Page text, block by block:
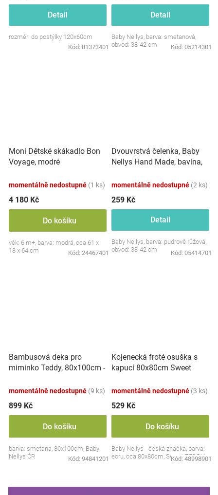
Detail
rozměr: do postýlky 120x60cm
Kód: 81373401
Detail
Baby Nellys, barva: smetanová,
obvod: 38-42 cm
Kód: 05214301
Moni Dětské skákadlo Bon
Voyage, modré
momentálně nedostupné (1 ks)
4 180 Kč
Do košíku
věk: 6 m+, barva: modrá, cca 61 x
18 x 64 cm
Kód: 24467401
Dvouvrstvá čelenka, Baby
Nellys Hand Made, bavlna,
růžová, 80/98
momentálně nedostupné (2 ks)
259 Kč
Detail
Baby Nellys, barva: pudrově růžová,,
obvod: 38-42 cm
Kód: 05414701
Bambusová deka pro
miminko Teddy, 80x100cm -
momentálně nedostupné (9 ks)
899 Kč
Do košíku
barva: smetana, 80x100cm, Baby
Nellys ČR
Kód: 94841201
Kojenecká froté osuška s
kapucí 80x80cm Sweet
momentálně nedostupné (3 ks)
529 Kč
Do košíku
Baby Nellys - česká značka, barva:
ecru, cca 80x80cm, Sweet TEDDY
Kód: 48998901